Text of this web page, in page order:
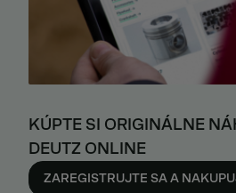
KÚPTE SI ORIGINÁLNE
DEUTZ ONLINE
ZAREGISTRUJTE SA A